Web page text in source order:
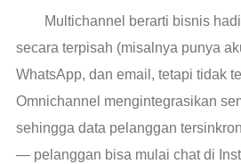
Multichannel berarti bisnis
secara terpisah (misalnya punya
WhatsApp, dan email, tetapi tidak
Omnichannel mengintegrasikan
sehingga data pelanggan
— pelanggan bisa mulai chat di